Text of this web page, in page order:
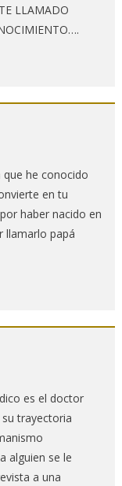
LLAMADO
que he conocido
en tu
haber nacido en
llamarlo papá
es el doctor
trayectoria
alguien se le
a una